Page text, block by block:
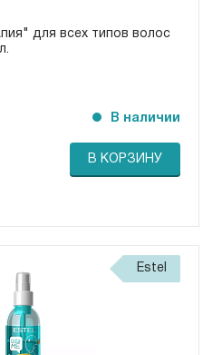
для всех типов волос
В наличии
В КОРЗИНУ
Estel